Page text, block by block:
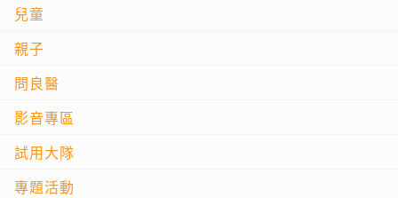
兒童
親子
問良醫
影音專區
試用大隊
專題活動